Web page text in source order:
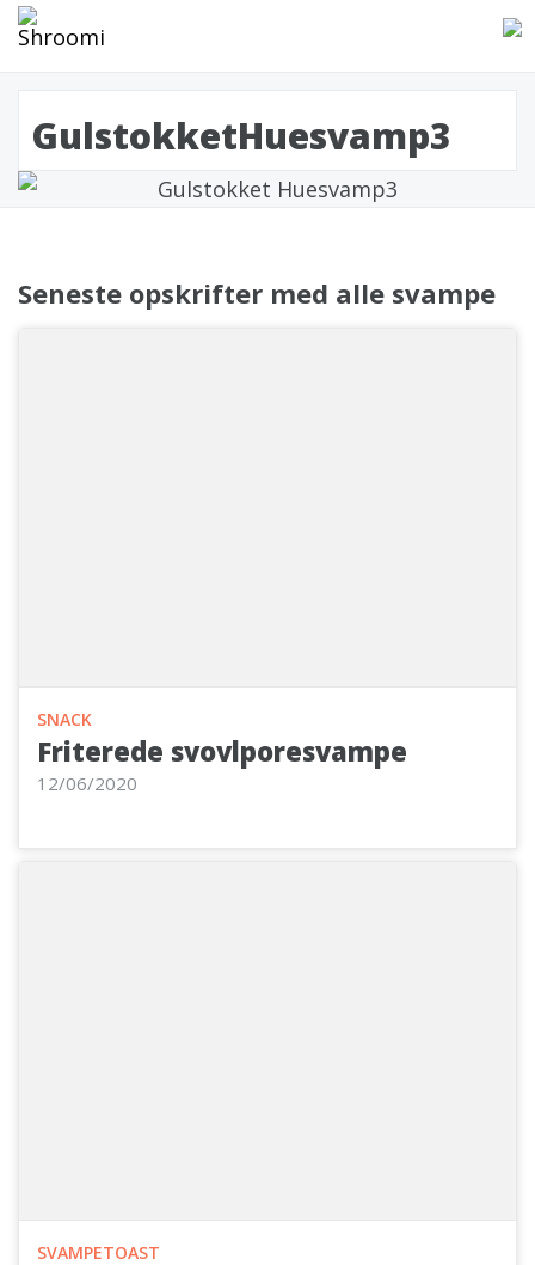
GulstokketHuesvamp3
Seneste opskrifter med alle svampe
SNACK
Friterede svovlporesvampe
12/06/2020
SVAMPETOAST